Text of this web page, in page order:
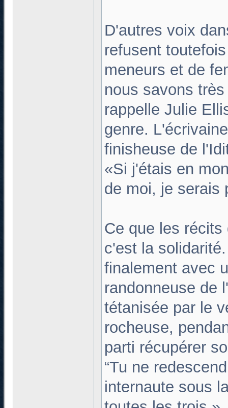
D'autres voix
refusent
meneurs et de
nous savons
rappelle Julie
genre.
finisheuse de
«Si j'étais en
de moi, je serais
Ce que les
c'est la
finalement avec
randonneuse de
tétanisée par le
rocheuse,
parti récupérer
“Tu ne
internaute sous